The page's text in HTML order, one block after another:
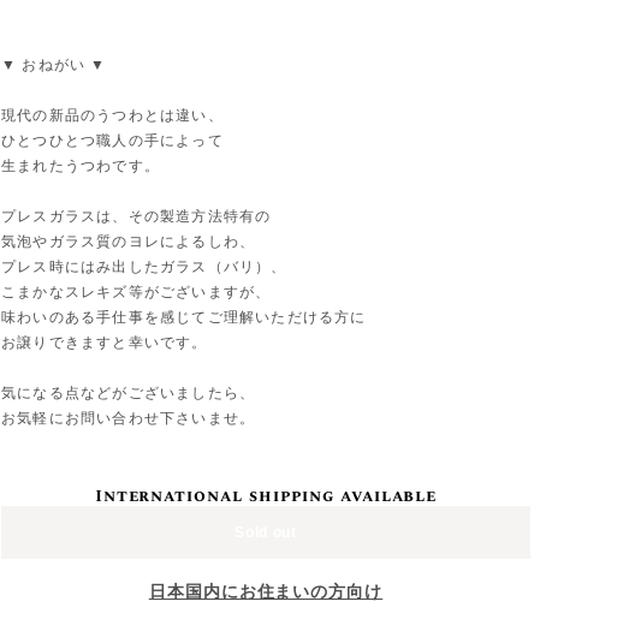
▼ おねがい ▼
現代の新品のうつわとは違い、
ひとつひとつ職人の手によって
生まれたうつわです。
プレスガラスは、その製造方法特有の
気泡やガラス質のヨレによるしわ、
プレス時にはみ出したガラス（バリ）、
こまかなスレキズ等がございますが、
味わいのある手仕事を感じてご理解いただける方に
お譲りできますと幸いです。
気になる点などがございましたら、
お気軽にお問い合わせ下さいませ。
International shipping available
日本国内にお住まいの方向け